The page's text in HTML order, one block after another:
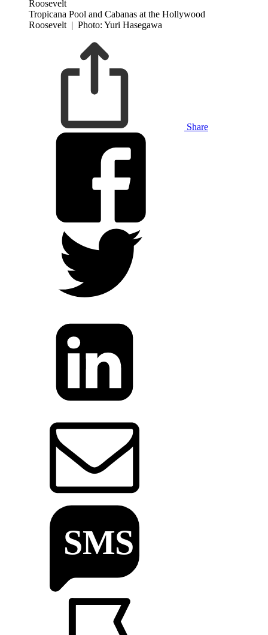
Tropicana Pool and Cabanas at the Hollywood
Roosevelt | Photo: Yuri Hasegawa
Share